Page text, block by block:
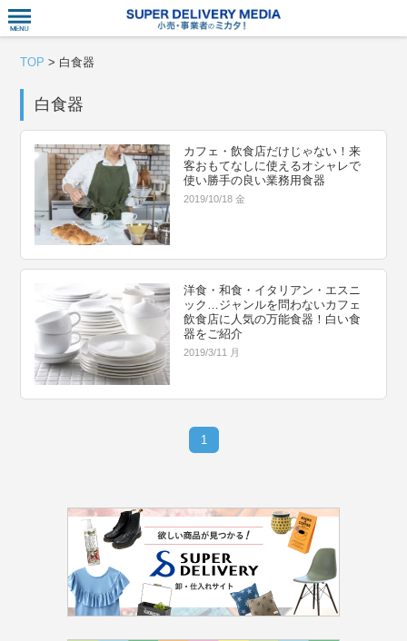
TOP > 白食器
白食器
カフェ・飲食店だけじゃない！来
客おもてなしに使えるオシャレで
使い勝手の良い業務用食器
2019/10/18 金
洋食・和食・イタリアン・エスニ
ック…ジャンルを問わないカフェ
飲食店に人気の万能食器！白い食
器をご紹介
2019/3/11 月
1